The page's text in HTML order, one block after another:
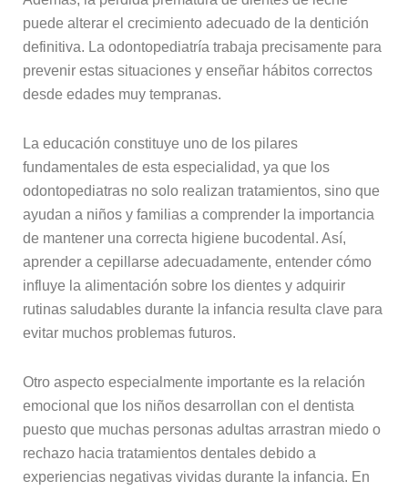
puede alterar el crecimiento adecuado de la dentición
definitiva. La odontopediatría trabaja precisamente para
prevenir estas situaciones y enseñar hábitos correctos
desde edades muy tempranas.
La educación constituye uno de los pilares
fundamentales de esta especialidad, ya que los
odontopediatras no solo realizan tratamientos, sino que
ayudan a niños y familias a comprender la importancia
de mantener una correcta higiene bucodental. Así,
aprender a cepillarse adecuadamente, entender cómo
influye la alimentación sobre los dientes y adquirir
rutinas saludables durante la infancia resulta clave para
evitar muchos problemas futuros.
Otro aspecto especialmente importante es la relación
emocional que los niños desarrollan con el dentista
puesto que muchas personas adultas arrastran miedo o
rechazo hacia tratamientos dentales debido a
experiencias negativas vividas durante la infancia. En